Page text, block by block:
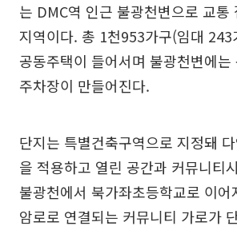
는 DMC역 인근 불광천변으로 교통
지역이다. 총 1천953가구(임대 243
공동주택이 들어서며 불광천변에는
주차장이 만들어진다.
단지는 특별건축구역으로 지정돼
을 적용하고 열린 공간과 커뮤니티
불광천에서 북가좌초등학교로 이
암로로 연결되는 커뮤니티 가로가